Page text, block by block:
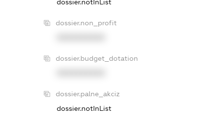
dossier.notInList
dossier.non_profit
dossier.budget_dotation
dossier.palne_akciz
dossier.notInList